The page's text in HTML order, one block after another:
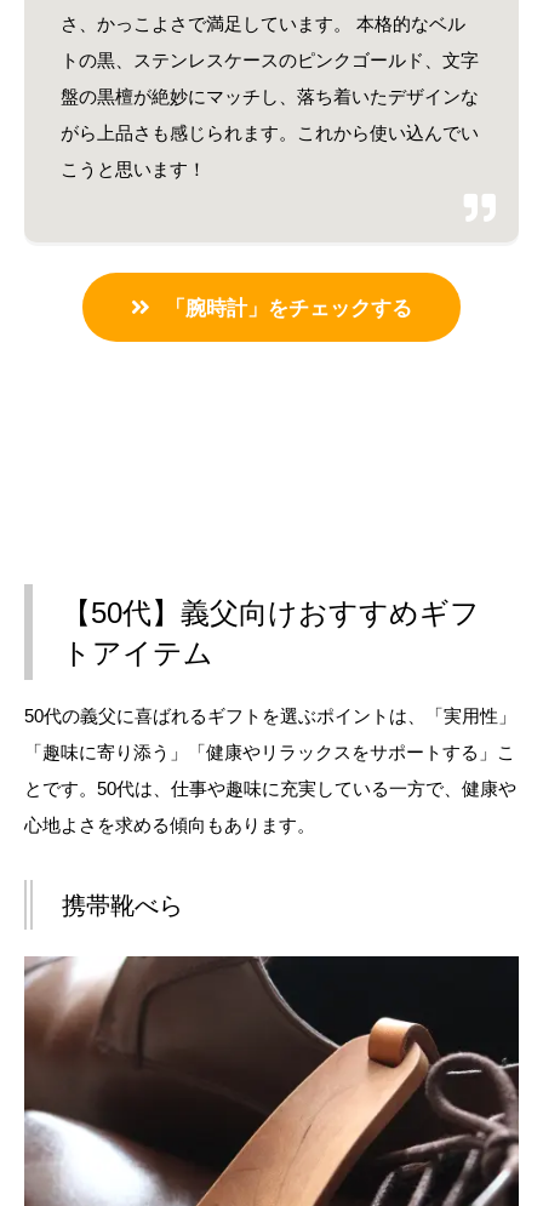
さ、かっこよさで満足しています。 本格的なベル
トの黒、ステンレスケースのピンクゴールド、文字
盤の黒檀が絶妙にマッチし、落ち着いたデザインな
がら上品さも感じられます。これから使い込んでい
こうと思います！
「腕時計」をチェックする
【50代】義父向けおすすめギフ
トアイテム
50代の義父に喜ばれるギフトを選ぶポイントは、「実用性」
「趣味に寄り添う」「健康やリラックスをサポートする」こ
とです。50代は、仕事や趣味に充実している一方で、健康や
心地よさを求める傾向もあります。
携帯靴べら